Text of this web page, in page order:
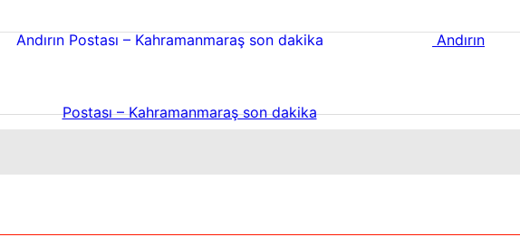
Andırın
Postası – Kahramanmaraş son dakika